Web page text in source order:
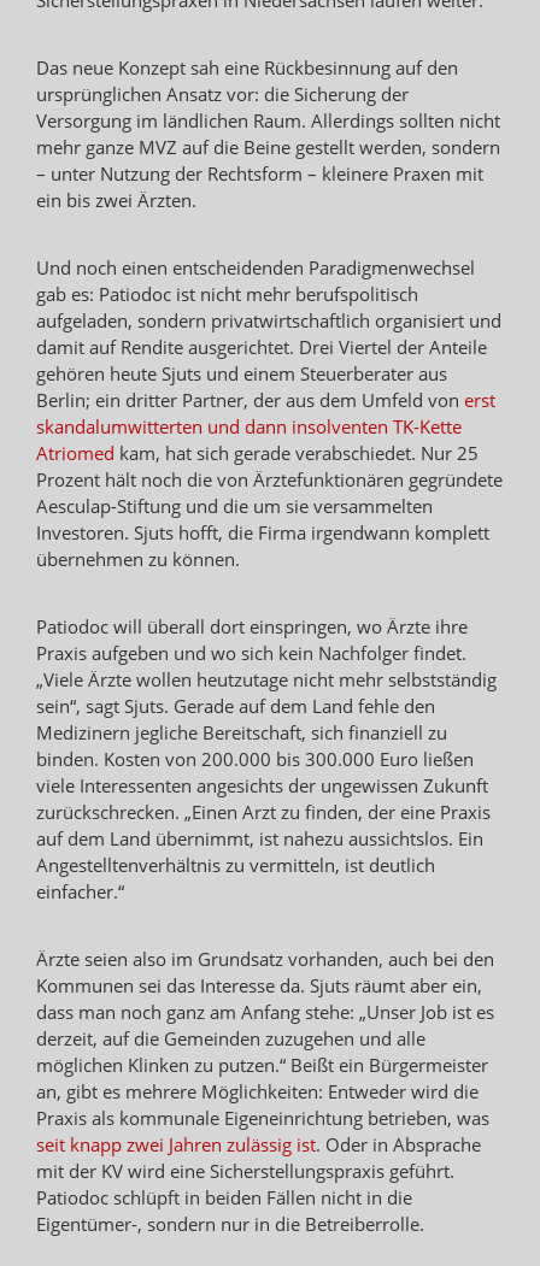
Das neue Konzept sah eine Rückbesinnung auf den
ursprünglichen Ansatz vor: die Sicherung der
Versorgung im ländlichen Raum. Allerdings sollten nicht
mehr ganze MVZ auf die Beine gestellt werden, sondern
– unter Nutzung der Rechtsform – kleinere Praxen mit
ein bis zwei Ärzten.
Und noch einen entscheidenden Paradigmenwechsel
gab es: Patiodoc ist nicht mehr berufspolitisch
aufgeladen, sondern privatwirtschaftlich organisiert und
damit auf Rendite ausgerichtet. Drei Viertel der Anteile
gehören heute Sjuts und einem Steuerberater aus
Berlin; ein dritter Partner, der aus dem Umfeld von erst
skandalumwitterten und dann insolventen TK-Kette
Atriomed kam, hat sich gerade verabschiedet. Nur 25
Prozent hält noch die von Ärztefunktionären gegründete
Aesculap-Stiftung und die um sie versammelten
Investoren. Sjuts hofft, die Firma irgendwann komplett
übernehmen zu können.
Patiodoc will überall dort einspringen, wo Ärzte ihre
Praxis aufgeben und wo sich kein Nachfolger findet.
„Viele Ärzte wollen heutzutage nicht mehr selbstständig
sein“, sagt Sjuts. Gerade auf dem Land fehle den
Medizinern jegliche Bereitschaft, sich finanziell zu
binden. Kosten von 200.000 bis 300.000 Euro ließen
viele Interessenten angesichts der ungewissen Zukunft
zurückschrecken. „Einen Arzt zu finden, der eine Praxis
auf dem Land übernimmt, ist nahezu aussichtslos. Ein
Angestelltenverhältnis zu vermitteln, ist deutlich
einfacher.“
Ärzte seien also im Grundsatz vorhanden, auch bei den
Kommunen sei das Interesse da. Sjuts räumt aber ein,
dass man noch ganz am Anfang stehe: „Unser Job ist es
derzeit, auf die Gemeinden zuzugehen und alle
möglichen Klinken zu putzen.“ Beißt ein Bürgermeister
an, gibt es mehrere Möglichkeiten: Entweder wird die
Praxis als kommunale Eigeneinrichtung betrieben, was
seit knapp zwei Jahren zulässig ist. Oder in Absprache
mit der KV wird eine Sicherstellungspraxis geführt.
Patiodoc schlüpft in beiden Fällen nicht in die
Eigentümer-, sondern nur in die Betreiberrolle.